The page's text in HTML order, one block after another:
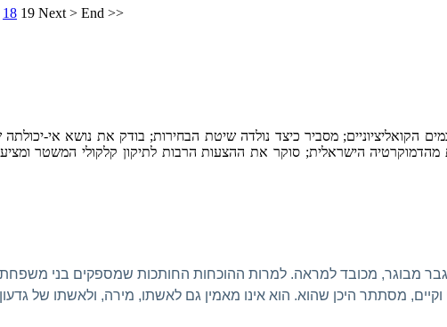
18 19 Next > End >>
מסביר כיצד נולדה שיטת הבחירות; בודק את נושא אי-
מהדמוקרטיה הישראלית; סוקר את ההצעות הרבות לתיקון קלקולי המשטר
מבוגר, מכובד למראה. למרות ההוכחות החותכות שמספקים בני
וקיים, מסתתר היכן שהוא. הוא אינו מאמין גם לאשתו, מירה, ולאשתו של